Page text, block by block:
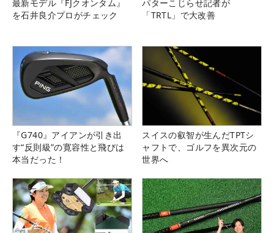
最新モデル『FJクオンタム』
を石井良介プロがチェック
パターこじらせ記者が
「TRTL」で大改善
『G740』アイアンが引き出
す“反則級”の寛容性と飛びは
本当だった！
スイスの叡智が生んだTPTシ
ャフトで、ゴルフを異次元の
世界へ